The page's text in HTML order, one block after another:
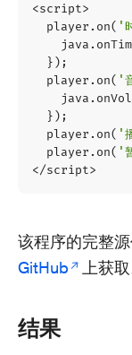
<script>
player . on( '
java .
});
player . on( '
java .
});
player . on( '
player . on( '
</script>
该程序的完整
GitHub
上获取
结果